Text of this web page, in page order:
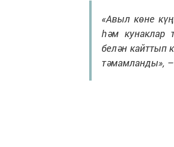
«Авыл көне
һәм кунаклар
белән кайттып
тәмамланды»,